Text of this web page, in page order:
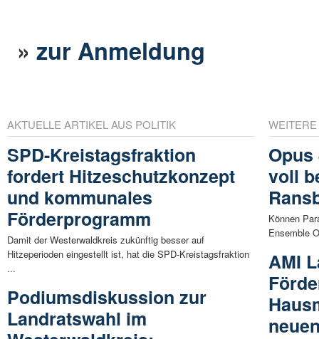
»zur Anmeldung
AKTUELLE ARTIKEL AUS POLITIK
SPD-Kreistagsfraktion
fordert Hitzeschutzkonzept
und kommunales
Förderprogramm
Damit der Westerwaldkreis zukünftig besser auf
Hitzeperioden eingestellt ist, hat die SPD-Kreistagsfraktion
...
Podiumsdiskussion zur
Landratswahl im
voll
Können
Ensemble
AMI